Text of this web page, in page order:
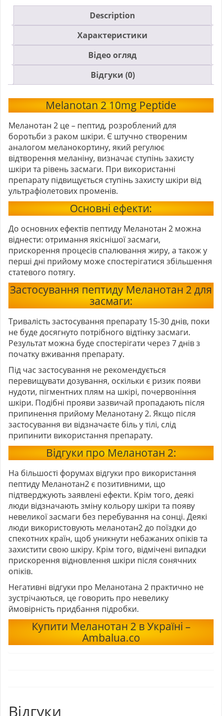
Description
Характеристики
Відео огляд
Відгуки (0)
Melanotan 2 10mg Peptide
Меланотан 2 це – пептид, розроблений для
боротьби з раком шкіри. Є штучно створеним
аналогом меланокортину, який регулює
відтворення меланіну, визначає ступінь захисту
шкіри та рівень засмаги. При використанні
препарату підвищується ступінь захисту шкіри від
ультрафіолетових променів.
Основні ефекти:
До основних ефектів пептиду Меланотан 2 можна
віднести: отримання якіснішої засмаги,
прискорення процесів спалювання жиру, а також у
перші дні прийому може спостерігатися збільшення
статевого потягу.
Застосування пептиду Меланотан 2 для
засмаги:
Тривалість застосування препарату 15-30 днів, поки
не буде досягнуто потрібного відтінку засмаги.
Результат можна буде спостерігати через 7 днів з
початку вживання препарату.
Під час застосування не рекомендується
перевищувати дозування, оскільки є ризик появи
нудоти, пігментних плям на шкірі, почервоніння
шкіри. Подібні прояви зазвичай пропадають після
припинення прийому Меланотану 2. Якщо після
застосування ви відзначаєте біль у тілі, слід
припинити використання препарату.
Відгуки про Меланотан 2:
На більшості форумах відгуки про використання
пептиду Меланотан2 є позитивними, що
підтверджують заявлені ефекти. Крім того, деякі
люди відзначають зміну кольору шкіри та появу
невеликої засмаги без перебування на сонці. Деякі
люди використовують меланотан2 до поїздки до
спекотних країн, щоб уникнути небажаних опіків та
захистити свою шкіру. Крім того, відмічені випадки
прискорення відновлення шкіри після сонячних
опіків.
Негативні відгуки про Меланотана 2 практично не
зустрічаються, це говорить про невелику
ймовірність придбання підробки.
Купити Меланотан 2 в Україні –
Ambalua.co
Відгуки